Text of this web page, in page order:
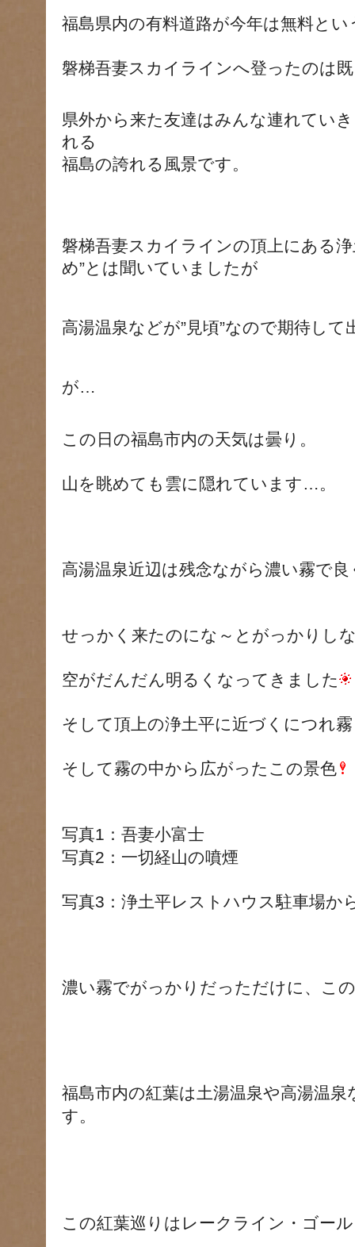
福島県内の有料道路が今年は無料と
磐梯吾妻スカイラインへ登ったのは
県外から来た友達はみんな連れてい
れる
福島の誇れる風景です。
磐梯吾妻スカイラインの頂上にある
め”とは聞いていましたが
高湯温泉などが”見頃”なので期待して
が…
この日の福島市内の天気は曇り。
山を眺めても雲に隠れています…。
高湯温泉近辺は残念ながら濃い霧で
せっかく来たのにな～とがっかりし
空がだんだん明るくなってきました
そして頂上の浄土平に近づくにつれ
そして霧の中から広がったこの景色
写真1： 吾妻小富士
写真2：一切経山の噴煙
写真3：浄土平レストハウス駐車場か
濃い霧でがっかりだっただけに、こ
福島市内の紅葉は土湯温泉や高湯温
す。
この紅葉巡りはレークライン・ゴー